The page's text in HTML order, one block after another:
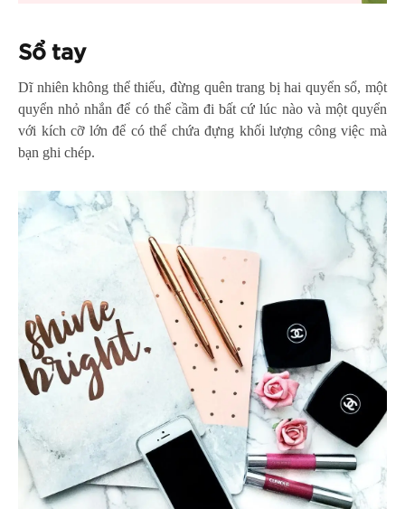
Sổ tay
Dĩ nhiên không thể thiếu, đừng quên trang bị hai quyển sổ, một
quyển nhỏ nhắn để có thể cầm đi bất cứ lúc nào và một quyển
với kích cỡ lớn để có thể chứa đựng khối lượng công việc mà
bạn ghi chép.